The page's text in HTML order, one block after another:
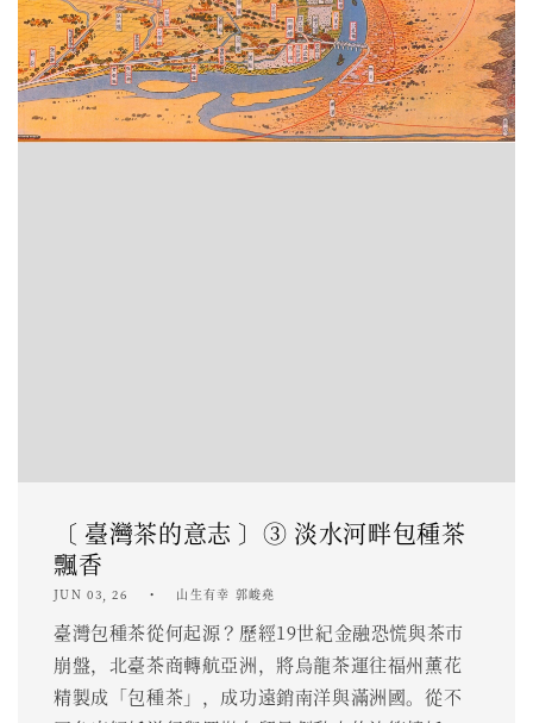
〔 臺灣茶的意志 〕③ 淡水河畔包種茶
飄香
JUN 03, 26 山生有幸 郭峻堯
臺灣包種茶從何起源？歷經19世紀金融恐慌與茶市
崩盤，北臺茶商轉航亞洲，將烏龍茶運往福州薰花
精製成「包種茶」，成功遠銷南洋與滿洲國。從不